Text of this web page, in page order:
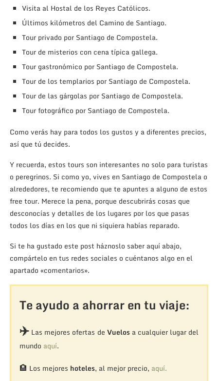
Visita al Hostal de los Reyes Católicos.
Últimos kilómetros del Camino de Santiago.
Tour privado por Santiago de Compostela.
Tour de misterios con cena típica gallega.
Tour gastronómico por Santiago de Compostela.
Tour de los templarios por Santiago de Compostela.
Tour de las gárgolas por Santiago de Compostela.
Tour fotográfico por Santiago de Compostela.
Como verás hay para todos los gustos y a diferentes precios,
así que tú decides.
Y recuerda, estos tours son interesantes no solo para turistas
o peregrinos. Si como yo, vives en Santiago de Compostela o
alrededores, te recomiendo que te apuntes a alguno de estos
free tour. Merece la pena, porque descubrirás cosas que
desconocías y detalles de los lugares por los que pasas
todos los días en los que ni siquiera habías reparado.
Si te ha gustado este post háznoslo saber aquí abajo,
compártelo en tus redes sociales o cuéntanos algo en el
apartado «comentarios».
Te ayudo a ahorrar en tu viaje:
✈️Las mejores ofertas de Vuelosa cualquier lugar del
mundo aquí.
🏨 Los mejores hoteles, al mejor precio, aquí.